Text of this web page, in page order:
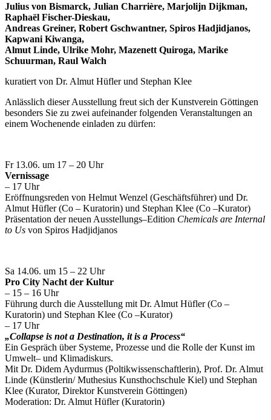
Julius von Bismarck, Julian Charrière, Marjolijn Dijkman,
Raphaël Fischer-Dieskau,
Andreas Greiner, Robert Gschwantner, Spiros Hadjidjanos,
Kapwani Kiwanga,
Almut Linde, Ulrike Mohr, Mazenett Quiroga, Marike
Schuurman, Raul Walch
kuratiert von Dr. Almut Hüfler und Stephan Klee
Anlässlich dieser Ausstellung freut sich der Kunstverein Göttingen
besonders Sie zu zwei aufeinander folgenden Veranstaltungen an
einem Wochenende einladen zu dürfen:
Fr 13.06. um 17 – 20 Uhr
Vernissage
– 17 Uhr
Eröffnungsreden von Helmut Wenzel (Geschäftsführer) und Dr.
Almut Hüfler (Co – Kuratorin) und Stephan Klee (Co –Kurator)
Präsentation der neuen Ausstellungs–Edition Chemicals are Internal
to Us von Spiros Hadjidjanos
Sa 14.06. um 15 – 22 Uhr
Pro City Nacht der Kultur
– 15 – 16 Uhr
Führung durch die Ausstellung mit Dr. Almut Hüfler (Co –
Kuratorin) und Stephan Klee (Co –Kurator)
– 17 Uhr
„Collapse is not a Destination, it is a Process“
Ein Gespräch über Systeme, Prozesse und die Rolle der Kunst im
Umwelt– und Klimadiskurs.
Mit Dr. Didem Aydurmus (Poltikwissenschaftlerin), Prof. Dr. Almut
Linde (Künstlerin/ Muthesius Kunsthochschule Kiel) und Stephan
Klee (Kurator, Direktor Kunstverein Göttingen)
Moderation: Dr. Almut Hüfler (Kuratorin)